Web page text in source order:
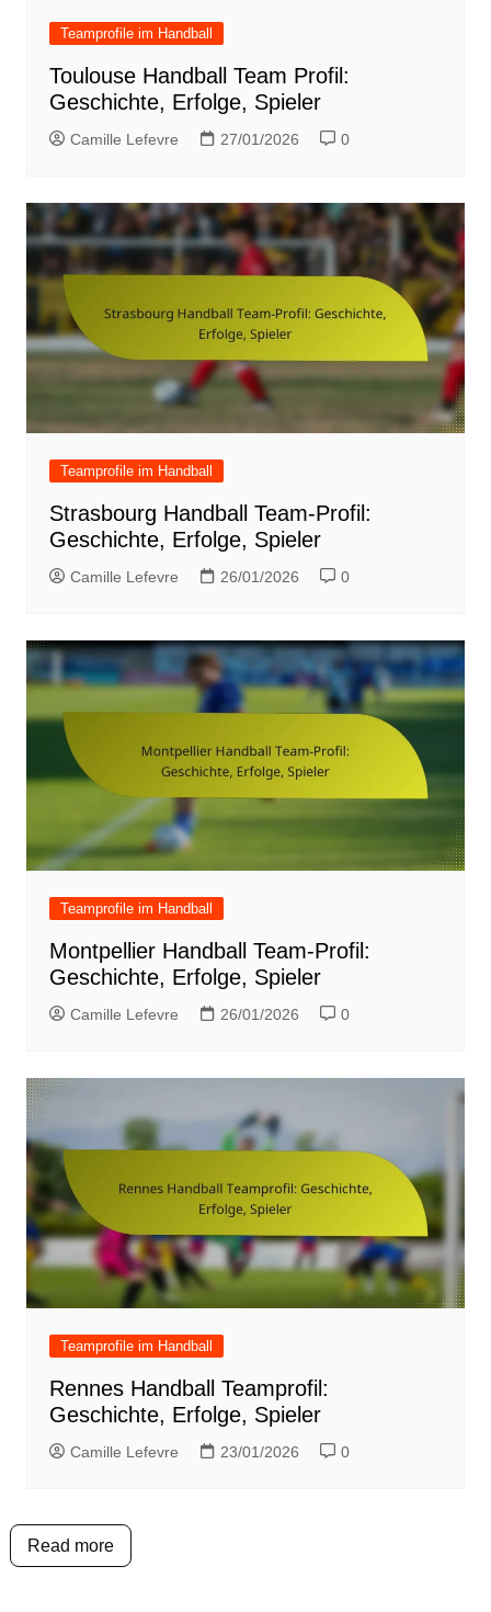
Teamprofile im Handball
Toulouse Handball Team Profil:
Geschichte, Erfolge, Spieler
Camille Lefevre 27/01/2026 0
Teamprofile im Handball
Strasbourg Handball Team-Profil:
Geschichte, Erfolge, Spieler
Camille Lefevre 26/01/2026 0
Teamprofile im Handball
Montpellier Handball Team-Profil:
Geschichte, Erfolge, Spieler
Camille Lefevre 26/01/2026 0
Teamprofile im Handball
Rennes Handball Teamprofil:
Geschichte, Erfolge, Spieler
Camille Lefevre 23/01/2026 0
Read more